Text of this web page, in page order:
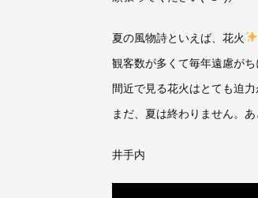
夏の風物詩といえば、花火
観客数が多くて毎年遠慮が
間近で見る花火はとても迫
まだ、夏は終わりません。
井手内